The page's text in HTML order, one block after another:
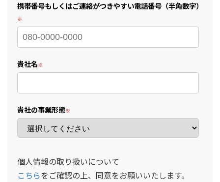
携帯番号もしくはご連絡がつきやすい電話番号（半角数字）
貴社名
貴社の事業形態
個人情報の取り扱いについて
こちらをご確認の上、同意をお願いいたします。